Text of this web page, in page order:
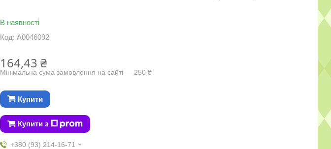
В наявності
Код: А0046092
164,43 ₴
Мінімальна сума замовлення на сайті — 250 ₴
Купити
Купити з
+380 (93) 214-16-71